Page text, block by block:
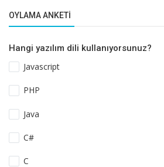
OYLAMA ANKETI
Hangi yazılım dili kullanıyorsunuz?
Javascript
PHP
Java
C#
C